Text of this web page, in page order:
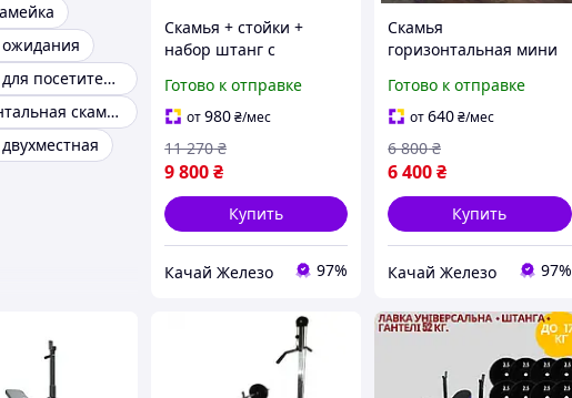
Скамья для посетителей
Горизонтальная скамья
Скамья + стойки +
набор штанг с
Гантели, гири, штанги
и диски комплект
Готово к отправке
от980₴/мес
9 800₴
11 270 ₴
Купить
Качай Железо 97%
Скамья
горизонтальная мини
Стойки, скамьи для
жима и приседаний
проф
Готово к отправке
от640₴/мес
6 400₴
6 800 ₴
Купить
Качай Железо 97%